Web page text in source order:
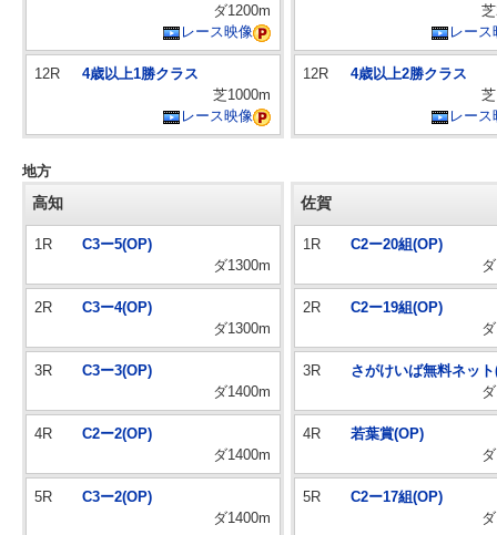
ダ1200m
レース映像
12R
4歳以上1勝クラス
芝1000m
レース映像
レース
12R
4歳以上2勝クラス
レース
地方
高知
1R
C3ー5(OP)
ダ1300m
2R
C3ー4(OP)
ダ1300m
3R
C3ー3(OP)
ダ1400m
4R
C2ー2(OP)
ダ1400m
5R
C3ー2(OP)
ダ1400m
佐賀
1R
C2ー20組(OP)
2R
C2ー19組(OP)
3R
さがけいば無料ネッ
4R
若葉賞(OP)
5R
C2ー17組(OP)